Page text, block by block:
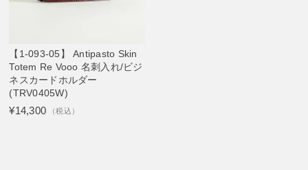
【1-093-05】 Antipasto Skin
Totem Re Vooo 名刺入れ/ビジ
ネスカードホルダー
(TRV0405W)
¥14,300 （税込）